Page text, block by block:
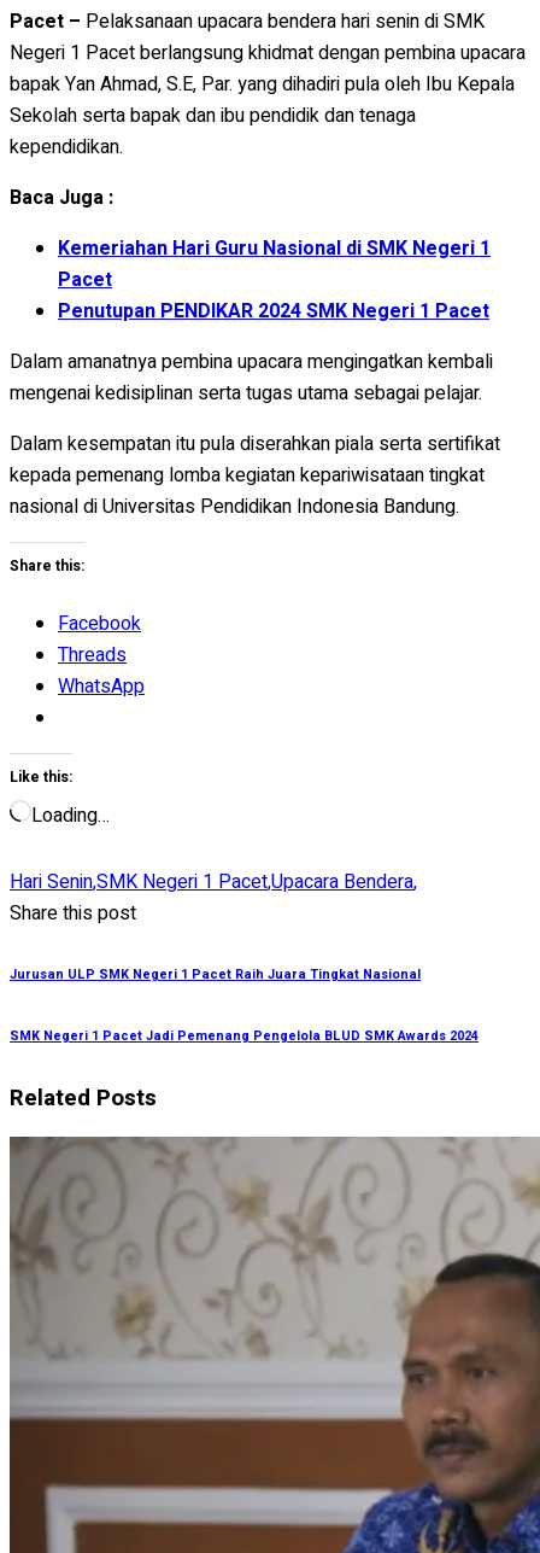
Pacet – Pelaksanaan upacara bendera hari senin di SMK
Negeri 1 Pacet berlangsung khidmat dengan pembina upacara
bapak Yan Ahmad, S.E, Par. yang dihadiri pula oleh Ibu Kepala
Sekolah serta bapak dan ibu pendidik dan tenaga
kependidikan.
Baca Juga :
Kemeriahan Hari Guru Nasional di SMK Negeri 1
Pacet
Penutupan PENDIKAR 2024 SMK Negeri 1 Pacet
Dalam amanatnya pembina upacara mengingatkan kembali
mengenai kedisiplinan serta tugas utama sebagai pelajar.
Dalam kesempatan itu pula diserahkan piala serta sertifikat
kepada pemenang lomba kegiatan kepariwisataan tingkat
nasional di Universitas Pendidikan Indonesia Bandung.
Share this:
Facebook
Threads
WhatsApp
Like this:
Loading…
Hari Senin,SMK Negeri 1 Pacet,Upacara Bendera,
Share this post
Jurusan ULP SMK Negeri 1 Pacet Raih Juara Tingkat Nasional
SMK Negeri 1 Pacet Jadi Pemenang Pengelola BLUD SMK Awards 2024
Related Posts